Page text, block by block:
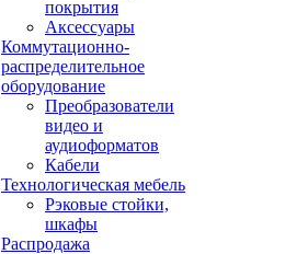
покрытия
Аксессуары
Коммутационно-
распределительное
оборудование
Преобразователи
видео и
аудиоформатов
Кабели
Технологическая мебель
Рэковые стойки,
шкафы
Распродажа